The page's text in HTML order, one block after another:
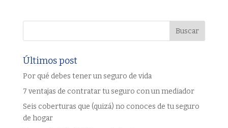
Últimos post
Por qué debes tener un seguro de vida
7 ventajas de contratar tu seguro con un mediador
Seis coberturas que (quizá) no conoces de tu seguro
de hogar